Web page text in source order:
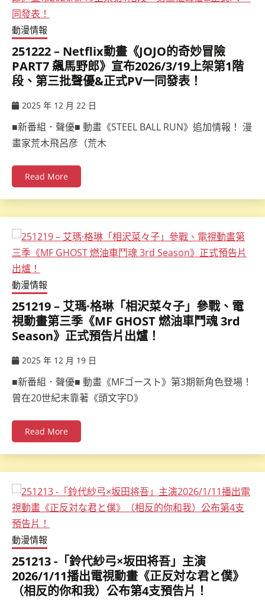
動漫情報
251222 – Netflix動畫《JOJO的奇妙冒險
PART7 飆馬野郎》宣布2026/3/19上架第1階
段、第三批聲優&正式PV一同發表！
2025 年 12 月 22 日
■新番組．聲優■ 動畫《STEEL BALL RUN》追加情報！ 漫
畫家荒木飛呂彦（荒木
Read More
動漫情報
251219 – 艾瑪·格琳「相沢菜々子」參戰、電
視動畫第三季《MF GHOST 燃油車鬥魂 3rd
Season》正式預告片出爐！
2025 年 12 月 19 日
■新番組．聲優■ 動畫《MFゴースト》第3期新角色登場！
曾在20世紀末靠著《頭文字D》
Read More
動漫情報
251213 -「鈴代紗弓×坂田将吾」主演
2026/1/11播出電視動畫《正反対な君と僕》
（相反的你和我）公布第4支預告片！